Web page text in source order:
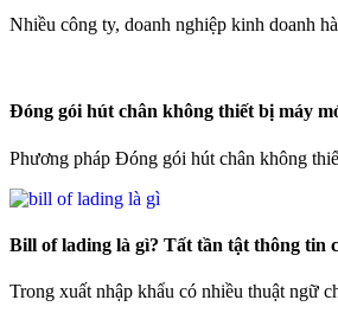
Nhiều công ty, doanh nghiệp kinh doanh
Đóng gói hút chân không thiết bị máy
Phương pháp Đóng gói hút chân không
Bill of lading là gì? Tất tần tật thông tin
Trong xuất nhập khẩu có nhiều thuật ngữ